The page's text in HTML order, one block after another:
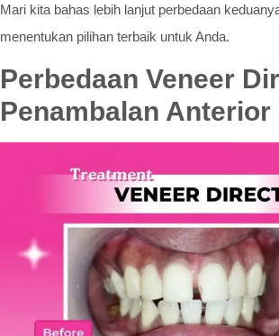
Mari kita bahas lebih lanjut perbedaan
menentukan pilihan terbaik untuk Anda.
Perbedaan Veneer
Penambalan Anterior